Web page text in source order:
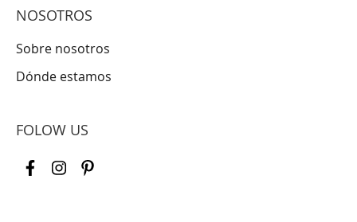
NOSOTROS
Sobre nosotros
Dónde estamos
FOLOW US